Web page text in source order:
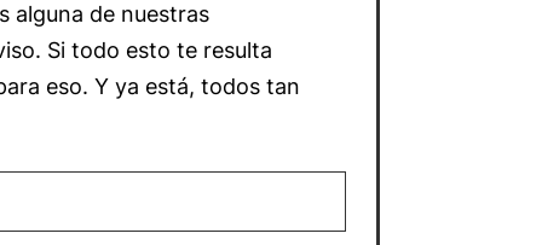
alguna de nuestras
Si todo esto te resulta
eso. Y ya está, todos tan